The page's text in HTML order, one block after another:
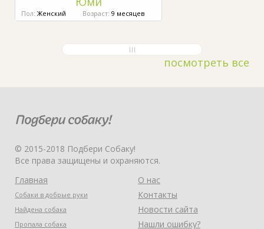
Пол: Женский Возраст: 9 месяцев
посмотреть все
© 2015-2018 Подбери Собаку!
Все права защищены и охраняются.
Главная
Собаки в добрые руки
Найдена собака
Пропала собака
О нас
Контакты
Новости сайта
Нашли ошибку?